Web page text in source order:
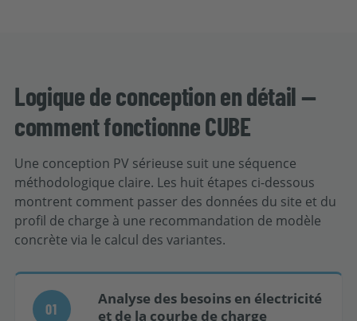
Logique de conception en détail —
comment fonctionne CUBE
Une conception PV sérieuse suit une séquence
méthodologique claire. Les huit étapes ci-dessous
montrent comment passer des données du site et du
profil de charge à une recommandation de modèle
concrète via le calcul des variantes.
01
Analyse des besoins en électricité
et de la courbe de charge